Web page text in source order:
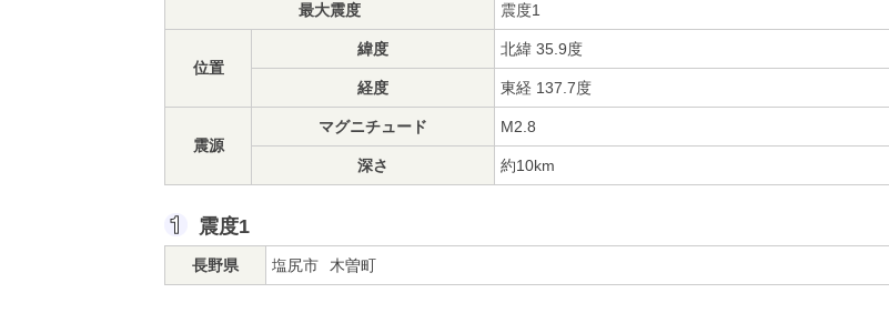
最大震度 震度1
位置
緯度 北緯 35.9度
経度 東経 137.7度
震源
マグニチュード M2.8
深さ 約10km
震度1
長野県 塩尻市 木曽町